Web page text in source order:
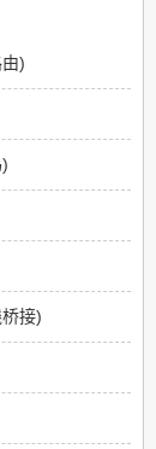
)
接)